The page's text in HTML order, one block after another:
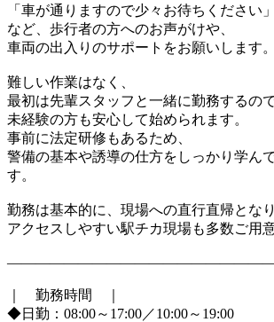
「車が通りますので少々お待ちください」
など、歩行者の方へのお声がけや、
車両の出入りのサポートをお願いします。
難しい作業はなく、
最初は先輩スタッフと一緒に勤務するので
未経験の方も安心して始められます。
事前に法定研修もあるため、
警備の基本や誘導の仕方をしっかり学ん
す。
勤務は基本的に、現場への直行直帰となり
アクセスしやすい駅チカ現場も多数ご用
｜ 勤務時間 ｜
◆日勤：08:00～17:00／10:00～19:00